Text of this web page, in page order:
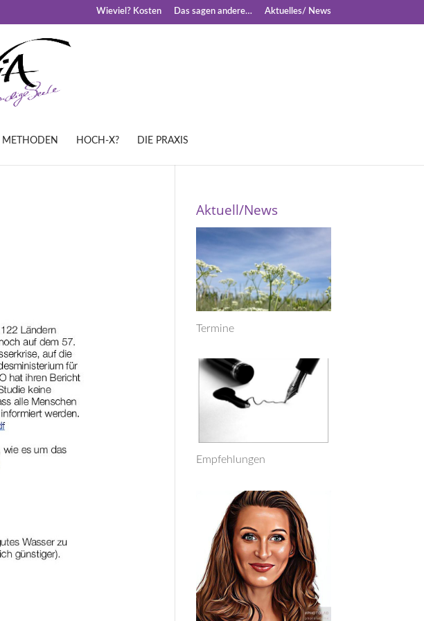
Wieviel? Kosten Das sagen andere… Aktuelles/ News
METHODEN HOCH-X? DIE PRAXIS
Aktuell/News
Termine
Empfehlungen